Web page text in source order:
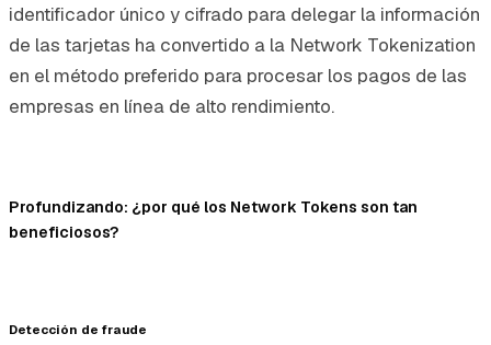
identificador único y cifrado para delegar la información
de las tarjetas ha convertido a la Network Tokenization
en el método preferido para procesar los pagos de las
empresas en línea de alto rendimiento.
Profundizando: ¿por qué los Network Tokens son tan
beneficiosos?
Detección de fraude